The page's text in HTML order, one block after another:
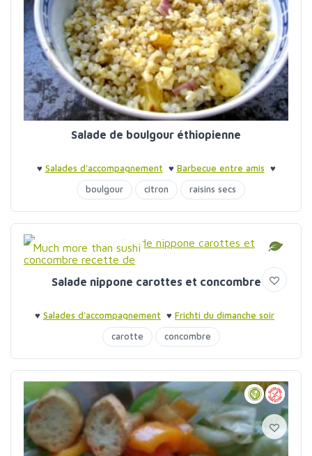
Salade de boulgour éthiopienne
♥ Salades d'accompagnement ♥ Barbecue entre amis ♥
Barbecue entre amis
boulgour citron raisins secs
Much more than sushi
Salade nippone carottes et concombre
♥ Salades d'accompagnement ♥ Frichti du dimanche soir
carotte
concombre